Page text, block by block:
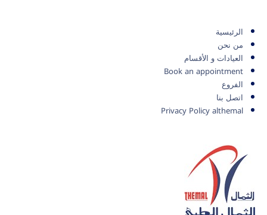
الرئيسية
من نحن
العيادات و الأقسام
Book an appointment
الفروع
اتصل بنا
Privacy Policy althemal